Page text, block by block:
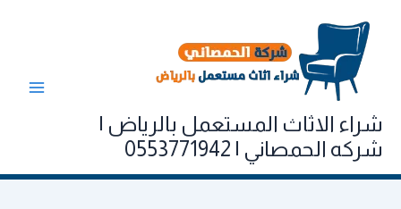
المحتوى
شراء الاثاث المستعمل بالرياض |
شركه الحمصاني | 0553771942